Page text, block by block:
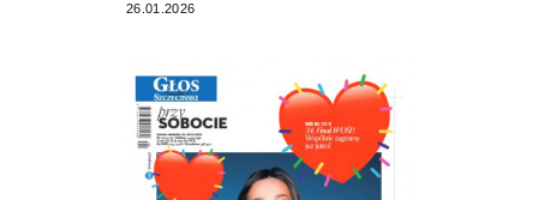
26.01.2026